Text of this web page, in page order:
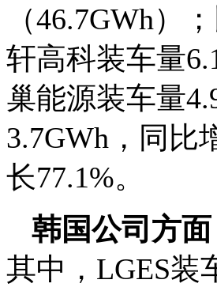
（46.7GWh）
轩高科装车量
巢能源装车量
3.7GWh，同比
长77.1%。
韩国公司方面
其中，LGES装